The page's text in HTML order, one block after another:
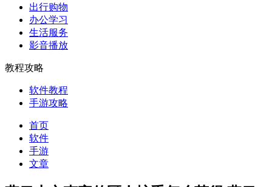
出行购物
办公学习
生活服务
影音播放
教程攻略
软件教程
手游攻略
首页
软件
手游
文章